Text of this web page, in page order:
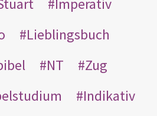
Lieblingsbuch
NT
Zug
Indikativ